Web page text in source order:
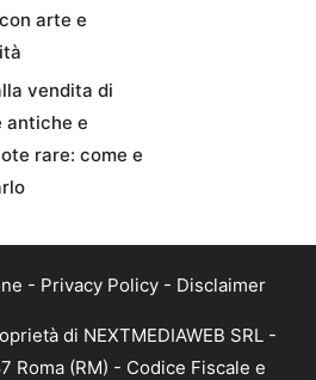
arte e
vendita di
antiche e
rare: come e
- Privacy Policy - Disclaimer
di NEXTMEDIAWEB SRL -
Roma (RM) - Codice Fiscale e